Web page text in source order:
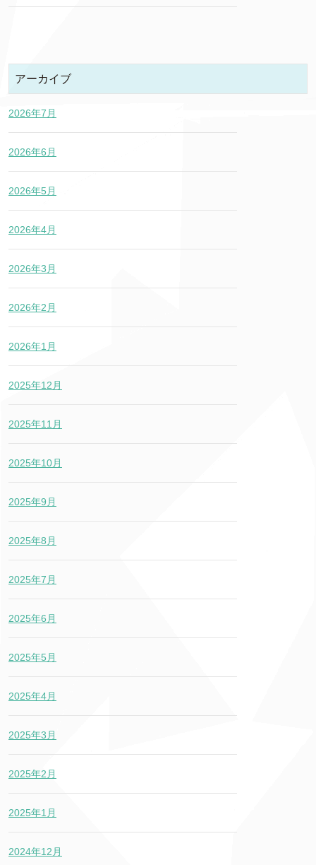
アーカイブ
2026年7月
2026年6月
2026年5月
2026年4月
2026年3月
2026年2月
2026年1月
2025年12月
2025年11月
2025年10月
2025年9月
2025年8月
2025年7月
2025年6月
2025年5月
2025年4月
2025年3月
2025年2月
2025年1月
2024年12月